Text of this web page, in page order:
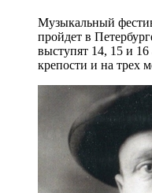
Музыкальный
пройдет в
выступят 14, 15 и 16
крепости и на трех